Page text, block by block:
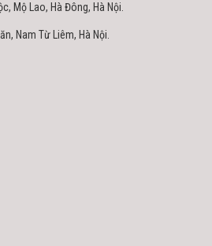
Mộ Lao, Hà Đông, Hà Nội.
Nam Từ Liêm, Hà Nội.